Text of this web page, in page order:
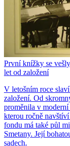
První knížky se
let od založení
V letošním roce
založení. Od
proměnila v
kterou ročně
fondu má také půl
Smetany. Její
sadech.